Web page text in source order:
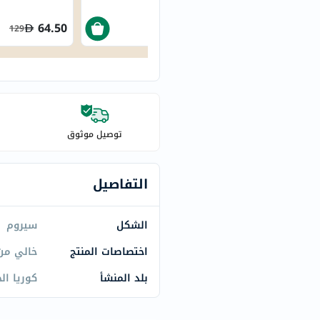
activise
acuvue
webber-
aveeno
freestylelibre
CHalpha
cerave
dralthea
mustela
64.50
129
توصيل موثوق
التفاصيل
الشكل
سيروم
اختصاصات المنتج
خالي
بلد المنشأ
كوريا